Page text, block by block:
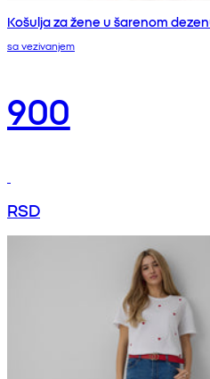
Košulja za žene u šarenom
sa vezivanjem
900
RSD